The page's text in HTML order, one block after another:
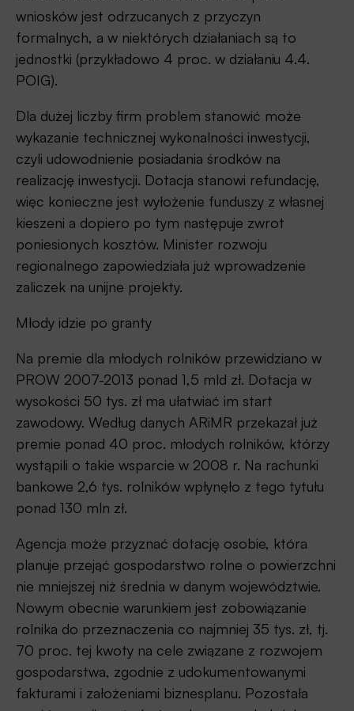
wniosków jest odrzucanych z przyczyn
formalnych, a w niektórych działaniach są to
jednostki (przykładowo 4 proc. w działaniu 4.4.
POIG).
Dla dużej liczby firm problem stanowić może
wykazanie technicznej wykonalności inwestycji,
czyli udowodnienie posiadania środków na
realizację inwestycji. Dotacja stanowi refundację,
więc konieczne jest wyłożenie funduszy z własnej
kieszeni a dopiero po tym następuje zwrot
poniesionych kosztów. Minister rozwoju
regionalnego zapowiedziała już wprowadzenie
zaliczek na unijne projekty.
Młody idzie po granty
Na premie dla młodych rolników przewidziano w
PROW 2007-2013 ponad 1,5 mld zł. Dotacja w
wysokości 50 tys. zł ma ułatwiać im start
zawodowy. Według danych ARiMR przekazał już
premie ponad 40 proc. młodych rolników, którzy
wystąpili o takie wsparcie w 2008 r. Na rachunki
bankowe 2,6 tys. rolników wpłynęło z tego tytułu
ponad 130 mln zł.
Agencja może przyznać dotację osobie, która
planuje przejąć gospodarstwo rolne o powierzchni
nie mniejszej niż średnia w danym województwie.
Nowym obecnie warunkiem jest zobowiązanie
rolnika do przeznaczenia co najmniej 35 tys. zł, tj.
70 proc. tej kwoty na cele związane z rozwojem
gospodarstwa, zgodnie z udokumentowanymi
fakturami i założeniami biznesplanu. Pozostała